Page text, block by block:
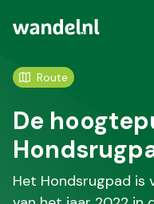
Route
De
Het Hondsrugpad is